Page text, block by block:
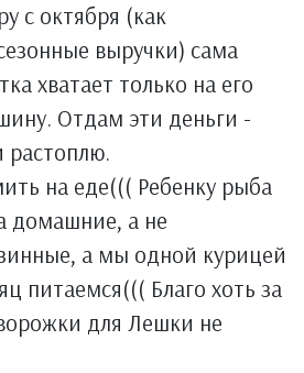
с октября (как
выручки) сама
хватает только на его
Отдам эти деньги -
растоплю.
на еде((( Ребенку рыба
домашние, а не
а мы одной курицей
питаемся((( Благо хоть за
для Лешки не